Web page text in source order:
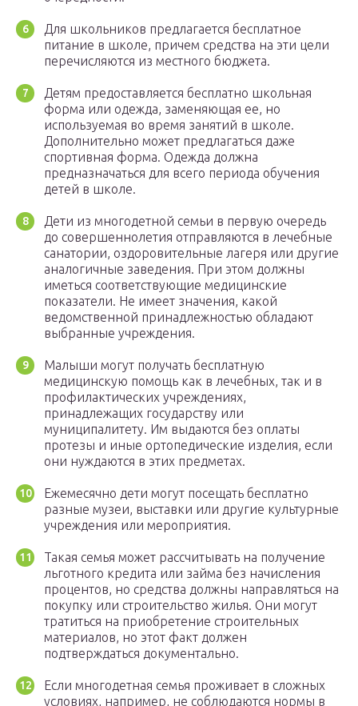
Для школьников предлагается бесплатное
питание в школе, причем средства на эти цели
перечисляются из местного бюджета.
Детям предоставляется бесплатно школьная
форма или одежда, заменяющая ее, но
используемая во время занятий в школе.
Дополнительно может предлагаться даже
спортивная форма. Одежда должна
предназначаться для всего периода обучения
детей в школе.
Дети из многодетной семьи в первую очередь
до совершеннолетия отправляются в лечебные
санатории, оздоровительные лагеря или другие
аналогичные заведения. При этом должны
иметься соответствующие медицинские
показатели. Не имеет значения, какой
ведомственной принадлежностью обладают
выбранные учреждения.
Малыши могут получать бесплатную
медицинскую помощь как в лечебных, так и в
профилактических учреждениях,
принадлежащих государству или
муниципалитету. Им выдаются без оплаты
протезы и иные ортопедические изделия, если
они нуждаются в этих предметах.
Ежемесячно дети могут посещать бесплатно
разные музеи, выставки или другие культурные
учреждения или мероприятия.
Такая семья может рассчитывать на получение
льготного кредита или займа без начисления
процентов, но средства должны направляться на
покупку или строительство жилья. Они могут
тратиться на приобретение строительных
материалов, но этот факт должен
подтверждаться документально.
Если многодетная семья проживает в сложных
условиях, например, не соблюдаются нормы в